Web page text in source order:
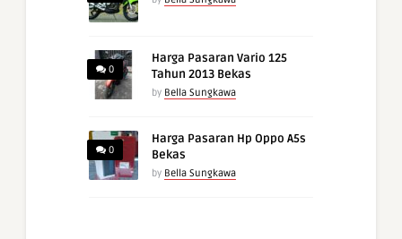
0
Harga Pasaran Vario 125
Tahun 2013 Bekas
by Bella Sungkawa
0
Harga Pasaran Hp Oppo A5s
Bekas
by Bella Sungkawa